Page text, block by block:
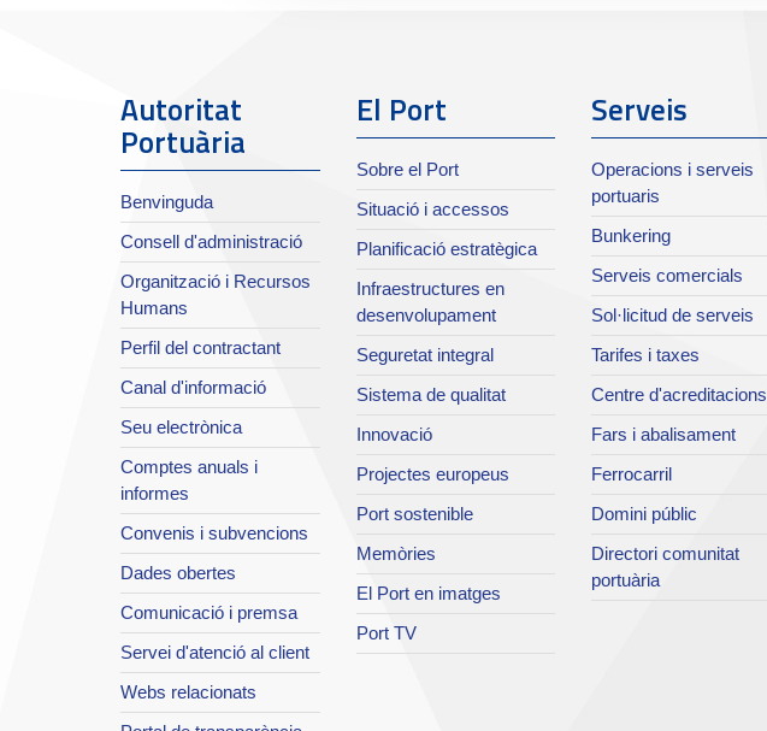
Autoritat
Portuària
Benvinguda
Consell d'administració
Organització i Recursos
Humans
Perfil del contractant
Canal d'informació
Seu electrònica
Comptes anuals i
informes
Convenis i subvencions
Dades obertes
Comunicació i premsa
Servei d'atenció al client
Webs relacionats
El Port
Sobre el Port
Situació i accessos
Planificació estratègica
Infraestructures en
desenvolupament
Seguretat integral
Sistema de qualitat
Innovació
Projectes europeus
Port sostenible
Memòries
El Port en imatges
Port TV
Serveis
Operacions i serveis
portuaris
Bunkering
Serveis comercials
Sol·licitud de serveis
Tarifes i taxes
Centre d'acreditacions
Fars i abalisament
Ferrocarril
Domini públic
Directori comunitat
portuària